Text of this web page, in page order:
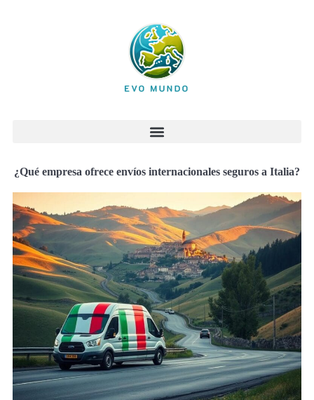
¿Qué empresa ofrece envíos internacionales seguros a Italia?